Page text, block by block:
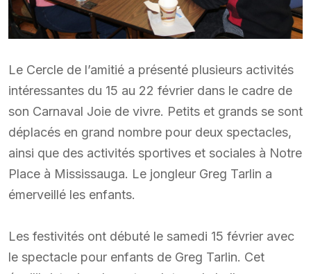
Le Cercle de l’amitié a présenté plusieurs activités
intéressantes du 15 au 22 février dans le cadre de
son Carnaval Joie de vivre. Petits et grands se sont
déplacés en grand nombre pour deux spectacles,
ainsi que des activités sportives et sociales à Notre
Place à Mississauga. Le jongleur Greg Tarlin a
émerveillé les enfants.
Les festivités ont débuté le samedi 15 février avec
le spectacle pour enfants de Greg Tarlin. Cet